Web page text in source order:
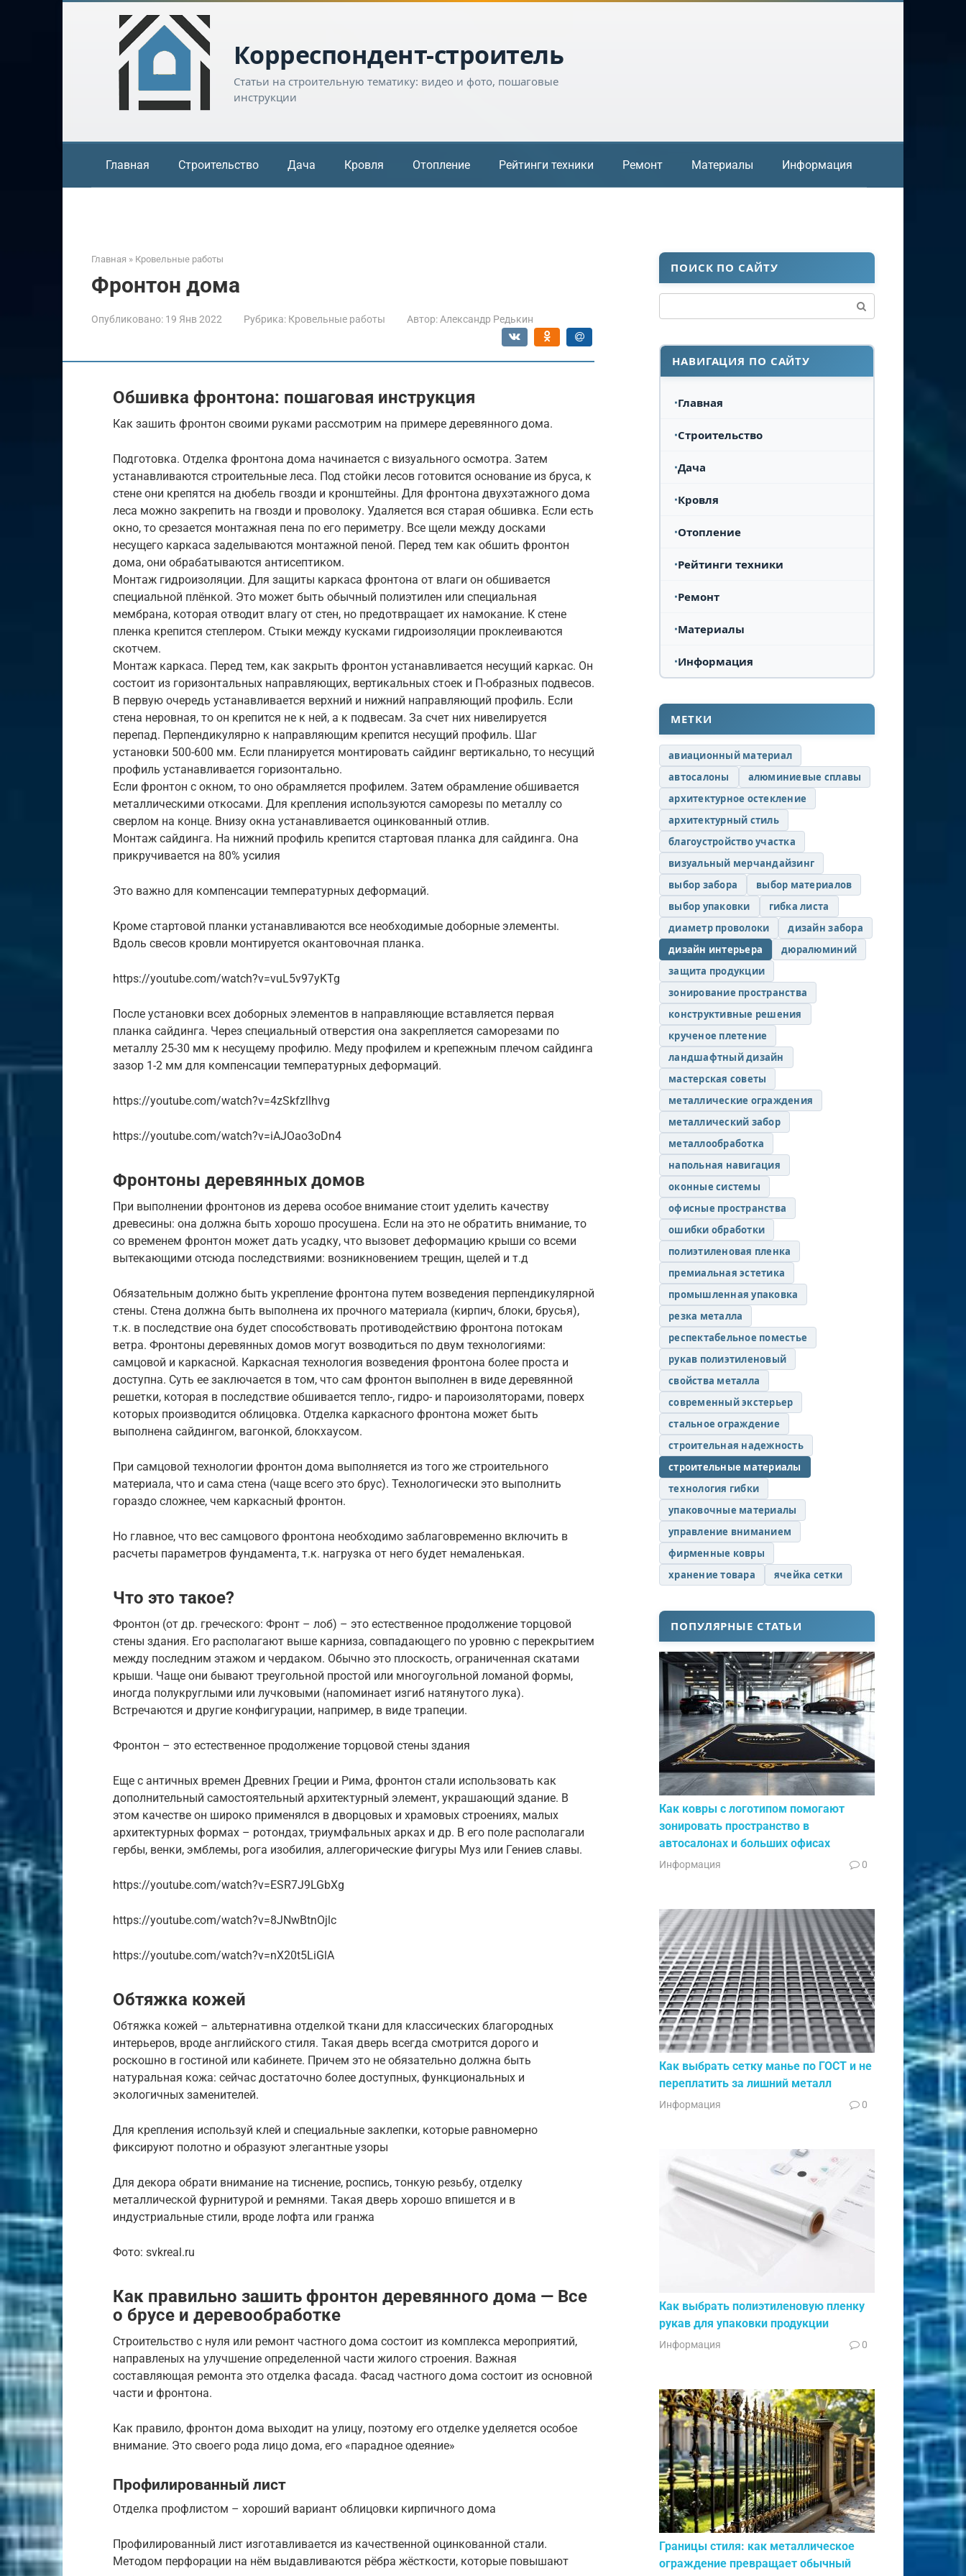
Корреспондент-строитель
Статьи на строительную тематику: видео и фото, пошаговые
инструкции
Главная Строительство Дача Кровля Отопление Рейтинги техники Ремонт Материалы Информация
Главная » Кровельные работы
Фронтон дома
Опубликовано: 19 Янв 2022 Рубрика: Кровельные работы Автор: Александр Редькин
Обшивка фронтона: пошаговая инструкция
Как зашить фронтон своими руками рассмотрим на примере деревянного дома.
Подготовка. Отделка фронтона дома начинается с визуального осмотра. Затем
устанавливаются строительные леса. Под стойки лесов готовится основание из бруса, к
стене они крепятся на дюбель гвозди и кронштейны. Для фронтона двухэтажного дома
леса можно закрепить на гвозди и проволоку. Удаляется вся старая обшивка. Если есть
окно, то срезается монтажная пена по его периметру. Все щели между досками
несущего каркаса заделываются монтажной пеной. Перед тем как обшить фронтон
дома, они обрабатываются антисептиком.
Монтаж гидроизоляции. Для защиты каркаса фронтона от влаги он обшивается
специальной плёнкой. Это может быть обычный полиэтилен или специальная
мембрана, которая отводит влагу от стен, но предотвращает их намокание. К стене
пленка крепится степлером. Стыки между кусками гидроизоляции проклеиваются
скотчем.
Монтаж каркаса. Перед тем, как закрыть фронтон устанавливается несущий каркас. Он
состоит из горизонтальных направляющих, вертикальных стоек и П-образных подвесов.
В первую очередь устанавливается верхний и нижний направляющий профиль. Если
стена неровная, то он крепится не к ней, а к подвесам. За счет них нивелируется
перепад. Перпендикулярно к направляющим крепится несущий профиль. Шаг
установки 500-600 мм. Если планируется монтировать сайдинг вертикально, то несущий
профиль устанавливается горизонтально.
Если фронтон с окном, то оно обрамляется профилем. Затем обрамление обшивается
металлическими откосами. Для крепления используются саморезы по металлу со
сверлом на конце. Внизу окна устанавливается оцинкованный отлив.
Монтаж сайдинга. На нижний профиль крепится стартовая планка для сайдинга. Она
прикручивается на 80% усилия
Это важно для компенсации температурных деформаций.
Кроме стартовой планки устанавливаются все необходимые доборные элементы.
Вдоль свесов кровли монтируется окантовочная планка.
https://youtube.com/watch?v=vuL5v97yKTg
После установки всех доборных элементов в направляющие вставляется первая
планка сайдинга. Через специальный отверстия она закрепляется саморезами по
металлу 25-30 мм к несущему профилю. Меду профилем и крепежным плечом сайдинга
зазор 1-2 мм для компенсации температурных деформаций.
https://youtube.com/watch?v=4zSkfzllhvg
https://youtube.com/watch?v=iAJOao3oDn4
Фронтоны деревянных домов
При выполнении фронтонов из дерева особое внимание стоит уделить качеству
древесины: она должна быть хорошо просушена. Если на это не обратить внимание, то
со временем фронтон может дать усадку, что вызовет деформацию крыши со всеми
вытекающими отсюда последствиями: возникновением трещин, щелей и т.д
Обязательным должно быть укрепление фронтона путем возведения перпендикулярной
стены. Стена должна быть выполнена их прочного материала (кирпич, блоки, брусья),
т.к. в последствие она будет способствовать противодействию фронтона потокам
ветра. Фронтоны деревянных домов могут возводиться по двум технологиями:
самцовой и каркасной. Каркасная технология возведения фронтона более проста и
доступна. Суть ее заключается в том, что сам фронтон выполнен в виде деревянной
решетки, которая в последствие обшивается тепло-, гидро- и пароизоляторами, поверх
которых производится облицовка. Отделка каркасного фронтона может быть
выполнена сайдингом, вагонкой, блокхаусом.
При самцовой технологии фронтон дома выполняется из того же строительного
материала, что и сама стена (чаще всего это брус). Технологически это выполнить
гораздо сложнее, чем каркасный фронтон.
Но главное, что вес самцового фронтона необходимо заблаговременно включить в
расчеты параметров фундамента, т.к. нагрузка от него будет немаленькая.
Что это такое?
Фронтон (от др. греческого: Фронт – лоб) – это естественное продолжение торцовой
стены здания. Его располагают выше карниза, совпадающего по уровню с перекрытием
между последним этажом и чердаком. Обычно это плоскость, ограниченная скатами
крыши. Чаще они бывают треугольной простой или многоугольной ломаной формы,
иногда полукруглыми или лучковыми (напоминает изгиб натянутого лука).
Встречаются и другие конфигурации, например, в виде трапеции.
Фронтон – это естественное продолжение торцовой стены здания
Еще с античных времен Древних Греции и Рима, фронтон стали использовать как
дополнительный самостоятельный архитектурный элемент, украшающий здание. В
этом качестве он широко применялся в дворцовых и храмовых строениях, малых
архитектурных формах – ротондах, триумфальных арках и др. В его поле располагали
гербы, венки, эмблемы, рога изобилия, аллегорические фигуры Муз или Гениев славы.
https://youtube.com/watch?v=ESR7J9LGbXg
https://youtube.com/watch?v=8JNwBtnOjlc
https://youtube.com/watch?v=nX20t5LiGlA
Обтяжка кожей
Обтяжка кожей – альтернативна отделкой ткани для классических благородных
интерьеров, вроде английского стиля. Такая дверь всегда смотрится дорого и
роскошно в гостиной или кабинете. Причем это не обязательно должна быть
натуральная кожа: сейчас достаточно более доступных, функциональных и
экологичных заменителей.
Для крепления используй клей и специальные заклепки, которые равномерно
фиксируют полотно и образуют элегантные узоры
Для декора обрати внимание на тиснение, роспись, тонкую резьбу, отделку
металлической фурнитурой и ремнями. Такая дверь хорошо впишется и в
индустриальные стили, вроде лофта или гранжа
Фото: svkreal.ru
Как правильно зашить фронтон деревянного дома — Все
о брусе и деревообработке
Строительство с нуля или ремонт частного дома состоит из комплекса мероприятий,
направленых на улучшение определенной части жилого строения. Важная
составляющая ремонта это отделка фасада. Фасад частного дома состоит из основной
части и фронтона.
Как правило, фронтон дома выходит на улицу, поэтому его отделке уделяется особое
внимание. Это своего рода лицо дома, его «парадное одеяние»
Профилированный лист
Отделка профлистом – хороший вариант облицовки кирпичного дома
Профилированный лист изготавливается из качественной оцинкованной стали.
Методом перфорации на нём выдавливаются рёбра жёсткости, которые повышают
ПОИСК ПО САЙТУ
НАВИГАЦИЯ ПО САЙТУ
Главная
Строительство
Дача
Кровля
Отопление
Рейтинги техники
Ремонт
Материалы
Информация
МЕТКИ
авиационный материал
автосалоны
алюминиевые сплавы
архитектурное остекление
архитектурный стиль
благоустройство участка
визуальный мерчандайзинг
выбор забора
выбор материалов
выбор упаковки
гибка листа
диаметр проволоки
дизайн забора
дизайн интерьера
дюралюминий
защита продукции
зонирование пространства
конструктивные решения
крученое плетение
ландшафтный дизайн
мастерская советы
металлические ограждения
металлический забор
металлообработка
напольная навигация
оконные системы
офисные пространства
ошибки обработки
полиэтиленовая пленка
премиальная эстетика
промышленная упаковка
резка металла
респектабельное поместье
рукав полиэтиленовый
свойства металла
современный экстерьер
стальное ограждение
строительная надежность
строительные материалы
технология гибки
упаковочные материалы
управление вниманием
фирменные ковры
хранение товара
ячейка сетки
ПОПУЛЯРНЫЕ СТАТЬИ
Как ковры с логотипом помогают
зонировать пространство в
автосалонах и больших офисах
Информация 0
Как выбрать сетку манье по ГОСТ и не
переплатить за лишний металл
Информация 0
Как выбрать полиэтиленовую пленку
рукав для упаковки продукции
Информация 0
Границы стиля: как металлическое
ограждение превращает обычный